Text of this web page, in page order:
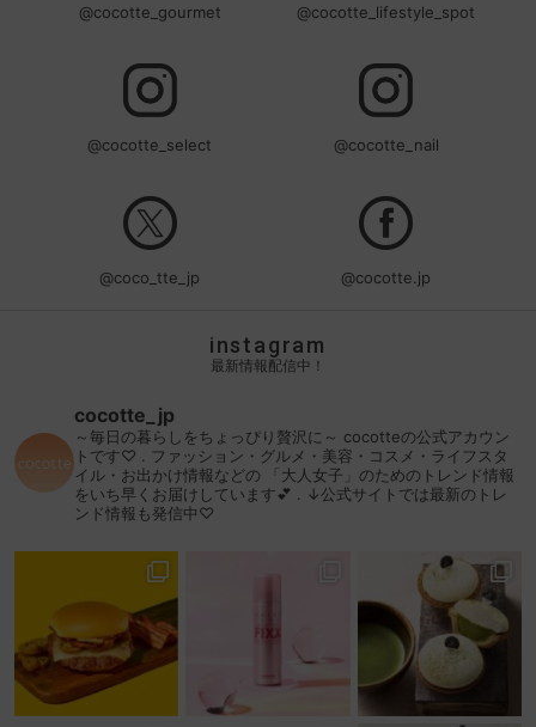
@cocotte_gourmet @cocotte_lifestyle_spot
@cocotte_select @cocotte_nail
@coco_tte_jp @cocotte.jp
instagram
最新情報配信中！
cocotte_jp
～毎日の暮らしをちょっぴり贅沢に～ cocotteの公式アカウン
トです♡ . ファッション・グルメ・美容・コスメ・ライフスタ
イル・お出かけ情報などの 「大人女子」のためのトレンド情報
をいち早くお届けしています💕 . ↓公式サイトでは最新のトレ
ンド情報も発信中♡